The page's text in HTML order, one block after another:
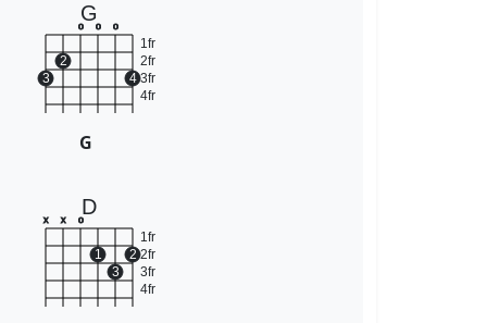
G
1fr
2fr
3fr
4fr
3
2
o o o
4
G
D
1fr
2fr
3fr
4fr
x x o
1
3
2